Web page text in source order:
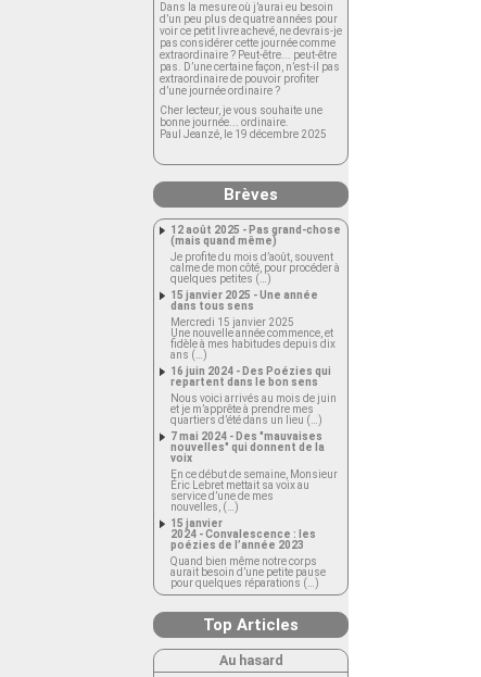
Dans la mesure où j’aurai eu besoin
d’un peu plus de quatre années pour
voir ce petit livre achevé, ne devrais-je
pas considérer cette journée comme
extraordinaire ? Peut-être... peut-être
pas. D’une certaine façon, n’est-il pas
extraordinaire de pouvoir profiter
d’une journée ordinaire ?
Cher lecteur, je vous souhaite une
bonne journée... ordinaire.
Paul Jeanzé, le 19 décembre 2025
Brèves
12 août 2025 - Pas grand-chose
(mais quand même)
Je profite du mois d’août, souvent
calme de mon côté, pour procéder à
quelques petites (…)
15 janvier 2025 - Une année
dans tous sens
Mercredi 15 janvier 2025
Une nouvelle année commence, et
fidèle à mes habitudes depuis dix
ans (…)
16 juin 2024 - Des Poézies qui
repartent dans le bon sens
Nous voici arrivés au mois de juin
et je m’apprête à prendre mes
quartiers d’été dans un lieu (…)
7 mai 2024 - Des "mauvaises
nouvelles" qui donnent de la
voix
En ce début de semaine, Monsieur
Éric Lebret mettait sa voix au
service d’une de mes
nouvelles, (…)
15 janvier
2024 - Convalescence : les
poézies de l’année 2023
Quand bien même notre corps
aurait besoin d’une petite pause
pour quelques réparations (…)
Top Articles
Au hasard